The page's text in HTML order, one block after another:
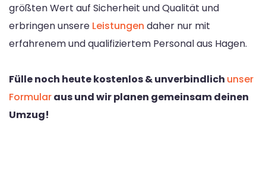
größten Wert auf Sicherheit und Qualität und
erbringen unsere Leistungen daher nur mit
erfahrenem und qualifiziertem Personal aus Hagen.
Fülle noch heute kostenlos & unverbindlich unser
Formularaus und wir planen gemeinsam deinen
Umzug!